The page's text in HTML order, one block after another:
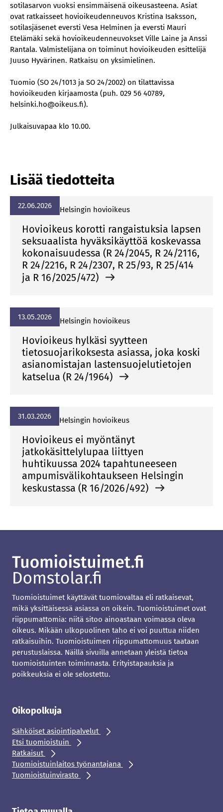
sotilasarvon vuoksi ensimmäisenä oikeusasteena. Asiat
ovat ratkaisseet hovioikeudenneuvos Kristina Isaksson,
sotilasjäsenet eversti Vesa Helminen ja eversti Mauri
Etelämäki sekä hovioikeudenneuvokset Ville Laine ja Anssi
Rantala. Valmistelijana on toiminut hovioikeuden esittelijä
Juuso Hyvärinen. Ratkaisu on yksimielinen.
Tuomio (SO 24/1013 ja SO 24/2002) on tilattavissa
hovioikeuden kirjaamosta (puh. 029 56 40789,
helsinki.ho@oikeus.fi).
Julkaisuvapaa klo 10.00.
Lisää tiedotteita
22.06.2026 Helsingin hovioikeus
Hovioikeus korotti rangaistuksia lapsen
seksuaalista hyväksikäyttöä koskevassa
kokonaisuudessa (R 24/2045, R 24/2116,
R 24/2216, R 24/2307, R 25/93, R 25/414
ja R 16/2025/472)
13.05.2026 Helsingin hovioikeus
Hovioikeus hylkäsi syytteen
tietosuojarikoksesta asiassa, joka koski
asianomistajan lastensuojelutietojen
katselua (R 24/1964)
31.03.2026 Helsingin hovioikeus
Hovioikeus ei myöntänyt
jatkokäsittelylupaa liittyen
huhtikuussa 2024 tapahtuneeseen
ampumisvälikohtaukseen Helsingin
keskustassa (R 16/2026/492)
Tuomioistuimet käyttävät tuomiovaltaa eli ratkaisevat,
mikä yksittäisessä asiassa on oikein. Tuomioistuimet ovat
riippumattomia: niitä sitoo ainoastaan voimassa oleva
oikeus. Mikään ulkopuolinen taho ei voi puuttua niiden
ratkaisuihin. Tuomioistuimen riippumattomuus taataan
perustuslaissa. Näillä sivuilla annetaan yleistä tietoa
tuomioistuinten toiminnasta. Erityistapauksia ja
poikkeuksia ei ole selostettu.
Oikopolkuja
Sähköiset asiointipalvelut
Etsi tuomioistuin
Ratkaisut
Tuomioistuinlaitos työnantajana
Tuomioistuinvirasto